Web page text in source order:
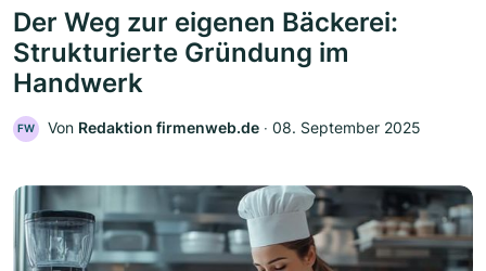
Der Weg zur eigenen Bäckerei:
Strukturierte Gründung im
Handwerk
FW Von Redaktion firmenweb.de ‧ 08. September 2025